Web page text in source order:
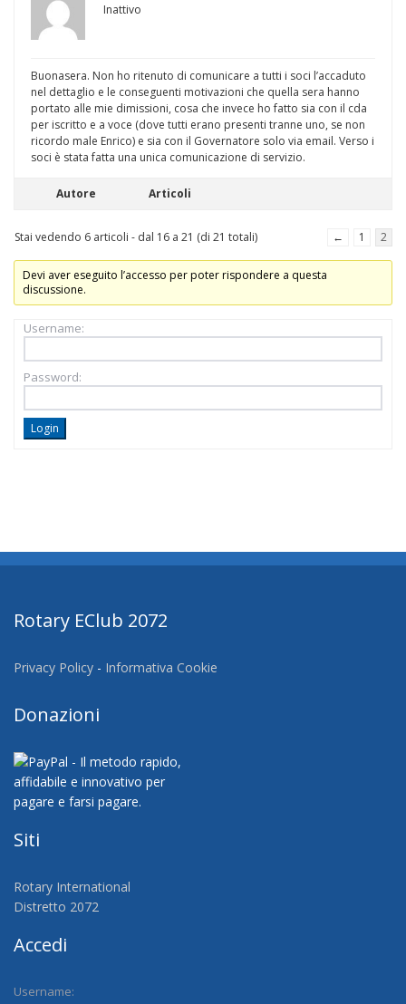
Inattivo
Buonasera. Non ho ritenuto di comunicare a tutti i soci l’accaduto
nel dettaglio e le conseguenti motivazioni che quella sera hanno
portato alle mie dimissioni, cosa che invece ho fatto sia con il cda
per iscritto e a voce (dove tutti erano presenti tranne uno, se non
ricordo male Enrico) e sia con il Governatore solo via email. Verso i
soci è stata fatta una unica comunicazione di servizio.
Autore Articoli
Stai vedendo 6 articoli - dal 16 a 21 (di 21 totali) ← 1 2
Devi aver eseguito l’accesso per poter rispondere a questa
discussione.
Username:
Password:
Login
Rotary EClub 2072
Privacy Policy - Informativa Cookie
Donazioni
Siti
Rotary International
Distretto 2072
Accedi
Username: